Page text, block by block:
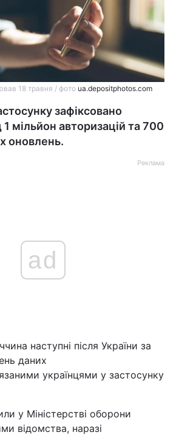
Війна
Політика
Наука
18 травня / фото ua.depositphotos.com
зафіксовано
мільйон авторизацій та 700
оновлень.
Реклама
ad
наступні після України за
даних
українцями у застосунку
у Міністерстві оборони
відомства, наразі